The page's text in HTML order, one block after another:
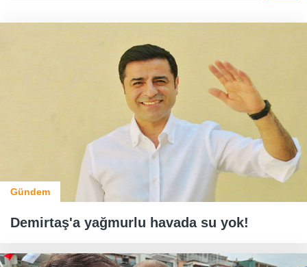
Gündem
Demirtaş'a yağmurlu havada su yok!